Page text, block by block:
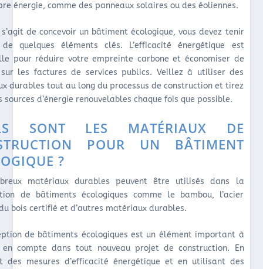
énergie, comme des panneaux solaires ou des éoliennes.
s’agit de concevoir un bâtiment écologique, vous devez tenir
quelques éléments clés. L’efficacité énergétique est
pour réduire votre empreinte carbone et économiser de
sur les factures de services publics. Veillez à utiliser des
durables tout au long du processus de construction et tirez
d’énergie renouvelables chaque fois que possible.
SONT LES MATÉRIAUX DE
POUR UN BÂTIMENT
?
matériaux durables peuvent être utilisés dans la
de bâtiments écologiques comme le bambou, l’acier
bois certifié et d’autres matériaux durables.
de bâtiments écologiques est un élément important à
en compte dans tout nouveau projet de construction. En
des mesures d’efficacité énergétique et en utilisant des